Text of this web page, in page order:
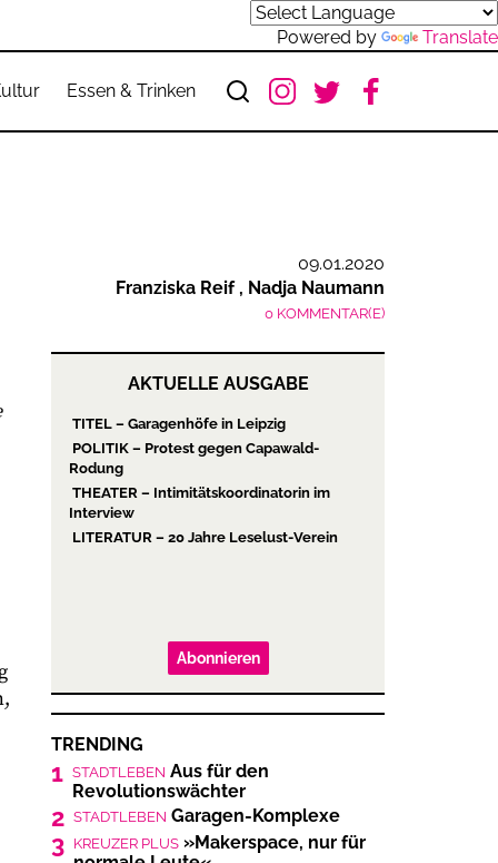
Powered by Translate
Essen & Trinken
09.01.2020
Franziska Reif
Nadja Naumann
0 KOMMENTAR(E)
AKTUELLE AUSGABE
TITEL – Garagenhöfe in Leipzig
POLITIK – Protest gegen Capawald-
Rodung
THEATER – Intimitätskoordinatorin im
Interview
LITERATUR – 20 Jahre Leselust-Verein
Abonnieren
TRENDING
1 STADTLEBEN Aus für den
Revolutionswächter
2 STADTLEBEN Garagen-Komplexe
3 KREUZER PLUS »Makerspace, nur für